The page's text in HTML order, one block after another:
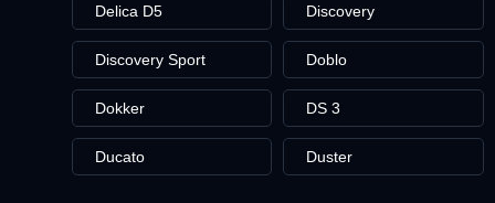
Delica D5 Discovery
Discovery Sport Doblo
Dokker DS 3
Ducato Duster